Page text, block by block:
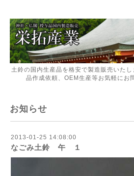
土鈴の国内生産品を格安で製造販売いた
品作成依頼、OEM生産等お気軽にお
お知らせ
2013-01-25 14:08:00
なごみ土鈴 午 １